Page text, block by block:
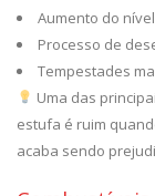
Aumento do
Processo de
Tempestades
Uma das
estufa é ruim
acaba sendo